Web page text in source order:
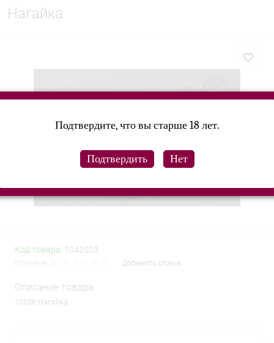
Нагайка
Код товара: 1043503
Добавить отзыв
Описание товара:
10636 Нагайка
Подтвердите, что вы старше 18 лет.